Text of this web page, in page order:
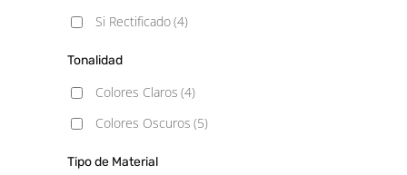
75x75
(2)
Si Rectificado(4)
Tonalidad
Colores Claros (4)
Colores Oscuros (5)
Tipo de Material